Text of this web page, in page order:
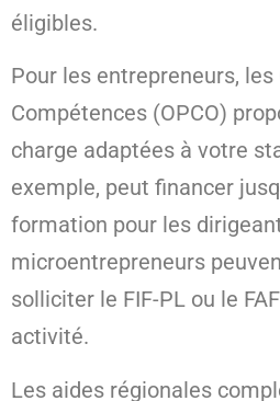
éligibles.
Pour les entrepreneurs,
Compétences (OPCO)
charge adaptées à votre
exemple, peut financer
formation pour les
microentrepreneurs
solliciter le FIF-PL ou le
activité.
Les aides régionales